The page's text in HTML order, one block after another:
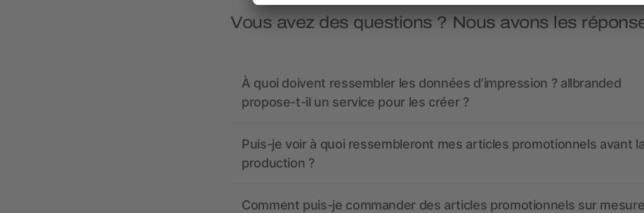
Vous avez des questions ? Nous avons les
À quoi doivent ressembler les données d’impression ? allbranded
propose-t-il un service pour les créer ?
Puis-je voir à quoi ressembleront mes articles promotionnels avant la
production ?
Comment puis-je commander des articles promotionnels sur mesure